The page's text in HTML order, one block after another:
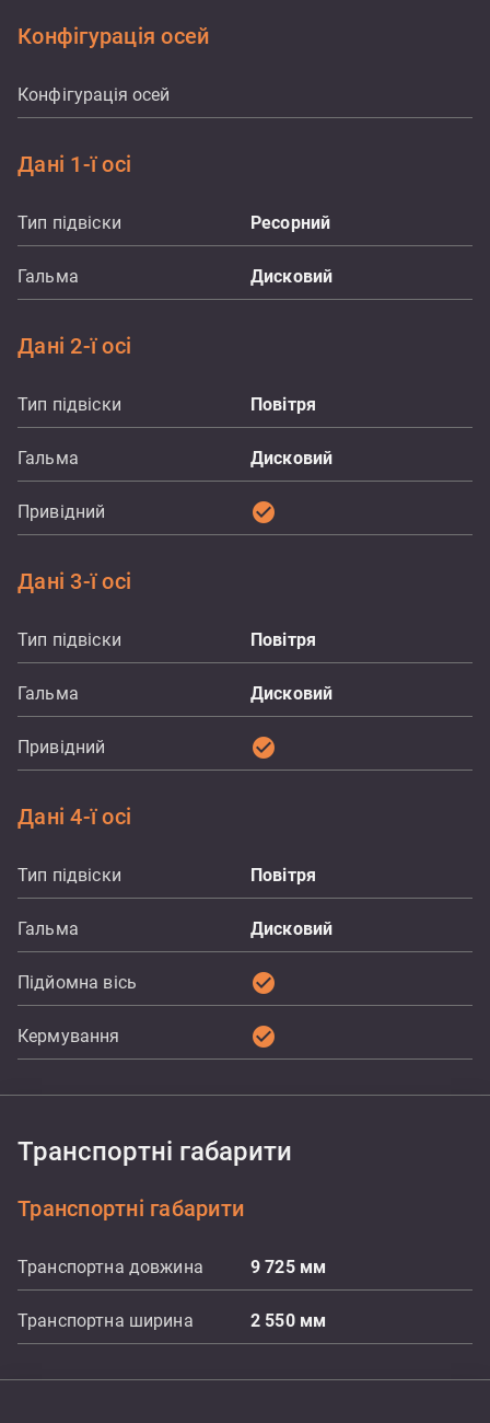
Конфігурація осей
Конфігурація осей
Дані 1-ї осі
Тип підвіски Ресорний
Гальма Дисковий
Дані 2-ї осі
Тип підвіски Повітря
Гальма Дисковий
Привідний check_circle
Дані 3-ї осі
Тип підвіски Повітря
Гальма Дисковий
Привідний check_circle
Дані 4-ї осі
Тип підвіски Повітря
Гальма Дисковий
Підйомна вісь check_circle
Кермування check_circle
Транспортні габарити
Транспортні габарити
Транспортна довжина 9 725 мм
Транспортна ширина 2 550 мм